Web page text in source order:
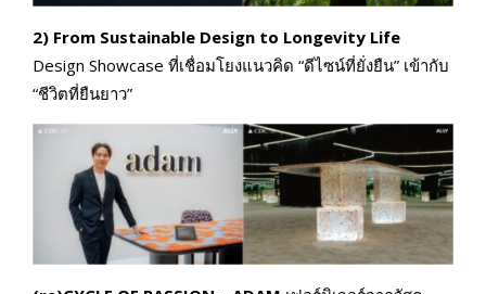
2) From Sustainable Design to Longevity Life
Design Showcase ที่เชื่อมโยงแนวคิด “ดีไซน์ที่ยั่งยืน” เข้ากับ
“ชีวิตที่ยืนยาว”